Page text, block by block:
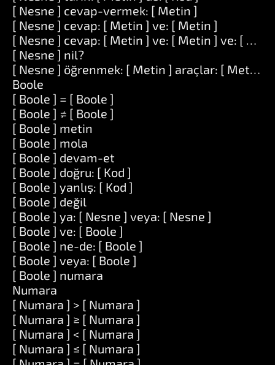
[ Nesne ] cevap-vermek: [ Metin ]
[ Nesne ] cevap: [ Metin ] ve: [ Metin ]
[ Nesne ] cevap: [ Metin ] ve: [ Metin ] ve: [
[ Nesne ] nil?
[ Nesne ] öğrenmek: [ Metin ] araçlar: [ Metin ]
Boole
[ Boole ] = [ Boole ]
[ Boole ] ≠ [ Boole ]
[ Boole ] metin
[ Boole ] mola
[ Boole ] devam-et
[ Boole ] doğru: [ Kod ]
[ Boole ] yanlış: [ Kod ]
[ Boole ] değil
[ Boole ] ya: [ Nesne ] veya: [ Nesne ]
[ Boole ] ve: [ Boole ]
[ Boole ] ne-de: [ Boole ]
[ Boole ] veya: [ Boole ]
[ Boole ] numara
Numara
[ Numara ] > [ Numara ]
[ Numara ] ≥ [ Numara ]
[ Numara ] < [ Numara ]
[ Numara ] ≤ [ Numara ]